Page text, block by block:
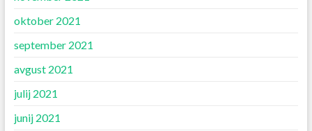
oktober 2021
september 2021
avgust 2021
julij 2021
junij 2021